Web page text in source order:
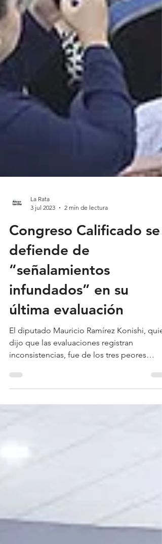
2 min de lectura
Congreso Calificado se
defiende de
“señalamientos
infundados” en su
última evaluación
El diputado Mauricio Ramírez Konishi,
dijo que las evaluaciones registran
inconsistencias, fue de los tres peores